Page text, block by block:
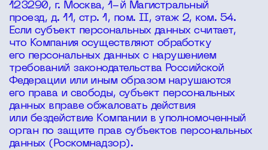
123290, г. Москва, 1-й Магистральный
проезд, д. 11, стр. 1, пом. II, этаж 2, ком. 54.
Если субъект персональных данных считает,
что Компания осуществляют обработку
его персональных данных с нарушением
требований законодательства Российской
Федерации или иным образом нарушаются
его права и свободы, субъект персональных
данных вправе обжаловать действия
или бездействие Компании в уполномоченный
орган по защите прав субъектов персональных
данных (Роскомнадзор).